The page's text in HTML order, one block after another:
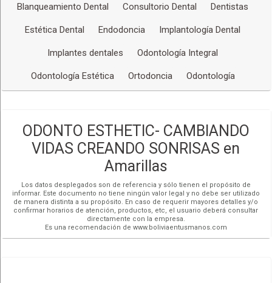
Blanqueamiento Dental Consultorio Dental Dentistas
Estética Dental Endodoncia Implantología Dental
Implantes dentales Odontología Integral
Odontología Estética Ortodoncia Odontología
ODONTO ESTHETIC- CAMBIANDO
VIDAS CREANDO SONRISAS en
Amarillas
Los datos desplegados son de referencia y sólo tienen el propósito de
informar. Este documento no tiene ningún valor legal y no debe ser utilizado
de manera distinta a su propósito. En caso de requerir mayores detalles y/o
confirmar horarios de atención, productos, etc, el usuario deberá consultar
directamente con la empresa.
Es una recomendación de www.boliviaentusmanos.com